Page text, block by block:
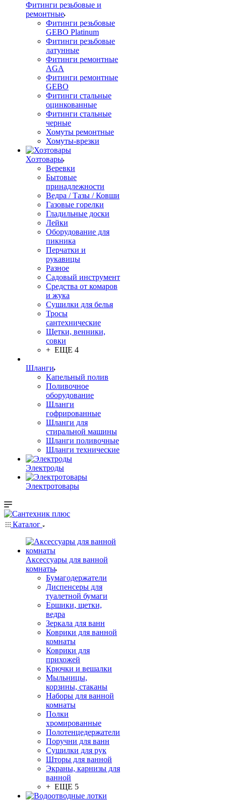
Фитинги резьбовые и
ремонтные
Фитинги резьбовые
GEBO Platinum
Фитинги резьбовые
латунные
Фитинги ремонтные
AGA
Фитинги ремонтные
GEBO
Фитинги стальные
оцинкованные
Фитинги стальные
черные
Хомуты ремонтные
Хомуты-врезки
Хозтовары
Веревки
Бытовые
принадлежности
Ведра / Тазы / Ковши
Газовые горелки
Гладильные доски
Лейки
Оборудование для
пикника
Перчатки и
рукавицы
Разное
Садовый инструмент
Средства от комаров
и жука
Сушилки для белья
Тросы
сантехнические
Щетки, венники,
совки
+ ЕЩЕ 4
Шланги
Капельный полив
Поливочное
оборудование
Шланги
гофрированные
Шланги для
стиральной машины
Шланги поливочные
Шланги технические
Электроды
Электротовары
Каталог
Аксессуары для ванной
комнаты
Бумагодержатели
Диспенсеры для
туалетной бумаги
Ершики, щетки,
ведра
Зеркала для ванн
Коврики для ванной
комнаты
Коврики для
прихожей
Крючки и вешалки
Мыльницы,
корзины, стаканы
Наборы для ванной
комнаты
Полки
хромированные
Полотенцедержатели
Поручни для ванн
Сушилки для рук
Шторы для ванной
Экраны, карнизы для
ванной
+ ЕЩЕ 5